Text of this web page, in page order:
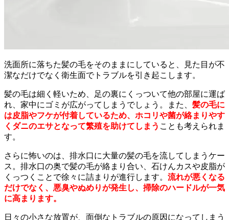
洗面所に落ちた髪の毛をそのままにしていると、見た目が不
潔なだけでなく衛生面でトラブルを引き起こします。
髪の毛は細く軽いため、足の裏にくっついて他の部屋に運ば
れ、家中にゴミが広がってしまうでしょう。また、 髪の毛に
は皮脂やフケが付着しているため、ホコリや菌が絡まりやす
くダニのエサとなって繁殖を助けてしまう ことも考えられま
す。
さらに怖いのは、排水口に大量の髪の毛を流してしまうケー
ス。排水口の奥で髪の毛が絡まり合い、石けんカスや皮脂が
くっつくことで徐々に詰まりが進行します。 流れが悪くなる
だけでなく、悪臭やぬめりが発生し、掃除のハードルが一気
に高まります。
日々の小さな放置が、面倒なトラブルの原因になってしまう